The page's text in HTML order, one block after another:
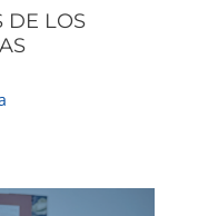
DE LOS